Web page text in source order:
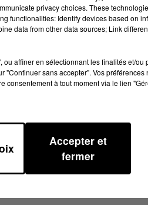
privacy choices. These
functionalities: Identify devices based on
data from other data sources; Link
affiner en sélectionnant les finalités et/ou
"Continuer sans accepter". Vos
consentement à tout moment via le lien
Accepter et
fermer